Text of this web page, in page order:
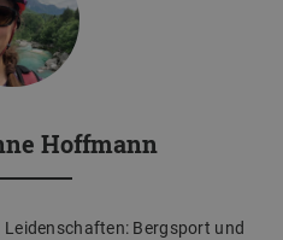
Hoffmann
Bergsport und